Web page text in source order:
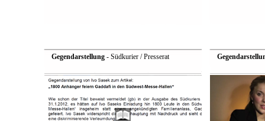
Gegendarstellung- Südkurier / Presserat